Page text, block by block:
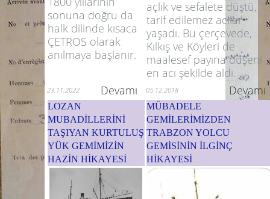
sonuna doğru da
halk dilinde kısaca
ÇETROS olarak
anılmaya başlanır.
açlık ve sefalete düştü,
tarif edilemez acılar
yaşadı. Bu çerçevede,
Kılkış ve Köyleri de
maalesef payına düşeni
en acı şekilde aldı.
23.11.2022 Devamı 05.12.2018 Devamı
LOZAN
MUBADİLLERİNİ
TAŞIYAN KURTULUŞ
YÜK GEMİMİZİN
HAZİN HİKAYESİ
MÜBADELE
GEMİLERİMİZDEN
TRABZON YOLCU
GEMİSİNİN İLGİNÇ
HİKAYESİ